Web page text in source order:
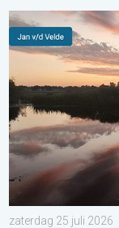
Stuur jouw
zaterdag 25 juli 2026